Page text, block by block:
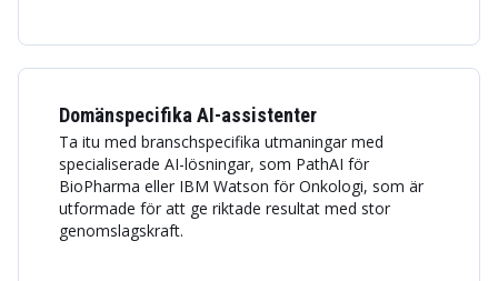
Domänspecifika AI-assistenter
Ta itu med branschspecifika utmaningar med
specialiserade AI-lösningar, som PathAI för
BioPharma eller IBM Watson för Onkologi, som är
utformade för att ge riktade resultat med stor
genomslagskraft.